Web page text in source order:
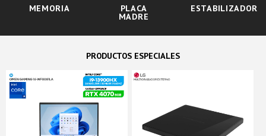
MEMORIA PLACA
MADRE
ESTABILIZADOR
PRODUCTOS ESPECIALES